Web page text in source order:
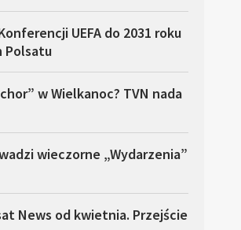
UEFA do 2031 roku
Polsatu
w Wielkanoc? TVN nada
wieczorne „Wydarzenia”
News od kwietnia. Przejście